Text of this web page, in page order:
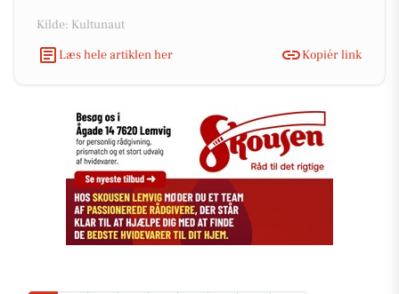
Kilde: Kultunaut
Læs hele artiklen her
Kopiér link